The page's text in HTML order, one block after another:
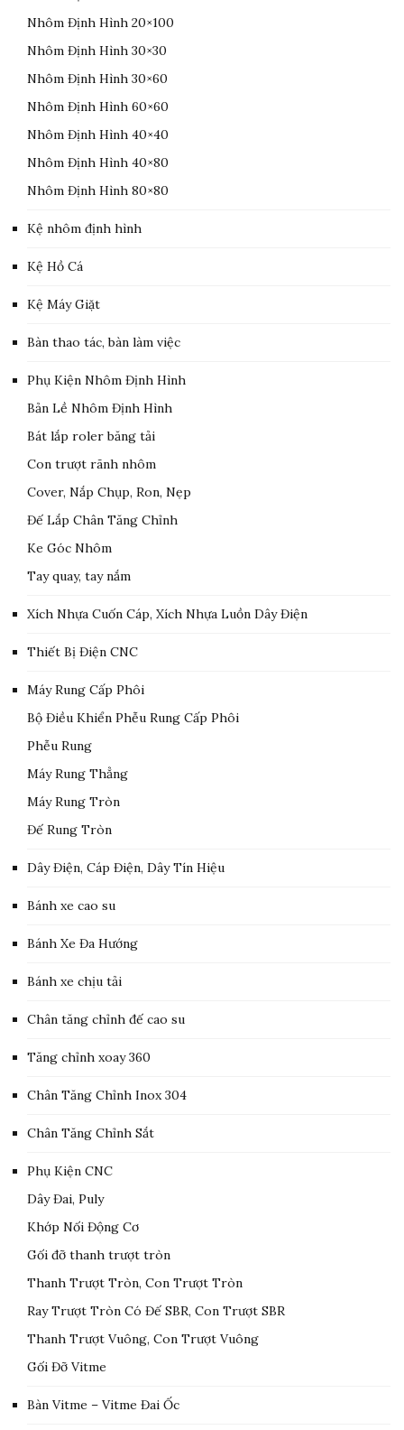
Nhôm Định Hình 20×100
Nhôm Định Hình 30×30
Nhôm Định Hình 30×60
Nhôm Định Hình 60×60
Nhôm Định Hình 40×40
Nhôm Định Hình 40×80
Nhôm Định Hình 80×80
Kệ nhôm định hình
Kệ Hồ Cá
Kệ Máy Giặt
Bàn thao tác, bàn làm việc
Phụ Kiện Nhôm Định Hình
Bản Lề Nhôm Định Hình
Bát lắp roler băng tải
Con trượt rãnh nhôm
Cover, Nắp Chụp, Ron, Nẹp
Đế Lắp Chân Tăng Chỉnh
Ke Góc Nhôm
Tay quay, tay nắm
Xích Nhựa Cuốn Cáp, Xích Nhựa Luồn Dây Điện
Thiết Bị Điện CNC
Máy Rung Cấp Phôi
Bộ Điều Khiển Phễu Rung Cấp Phôi
Phễu Rung
Máy Rung Thẳng
Máy Rung Tròn
Đế Rung Tròn
Dây Điện, Cáp Điện, Dây Tín Hiệu
Bánh xe cao su
Bánh Xe Đa Hướng
Bánh xe chịu tải
Chân tăng chỉnh đế cao su
Tăng chỉnh xoay 360
Chân Tăng Chỉnh Inox 304
Chân Tăng Chỉnh Sắt
Phụ Kiện CNC
Dây Đai, Puly
Khớp Nối Động Cơ
Gối đỡ thanh trượt tròn
Thanh Trượt Tròn, Con Trượt Tròn
Ray Trượt Tròn Có Đế SBR, Con Trượt SBR
Thanh Trượt Vuông, Con Trượt Vuông
Gối Đỡ Vitme
Bàn Vitme – Vitme Đai Ốc